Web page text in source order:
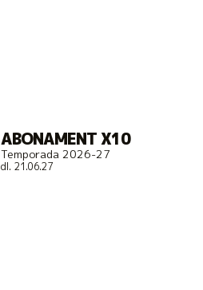
ABONAMENT X10
Temporada 2026-27
dl. 21.06.27